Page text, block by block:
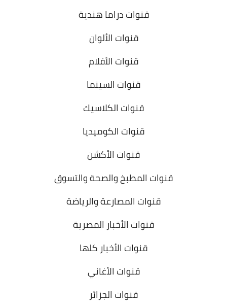
قنوات دراما هندية
قنوات الألوان
قنوات الأفلام
قنوات السينما
قنوات الكلاسيك
قنوات الكوميديا
قنوات الأكشن
قنوات المطبخ والصحة والتسوق
قنوات المصارعة والرياضة
قنوات الأخبار المصرية
قنوات الأخبار كلها
قنوات الأغاني
قنوات الجزائر